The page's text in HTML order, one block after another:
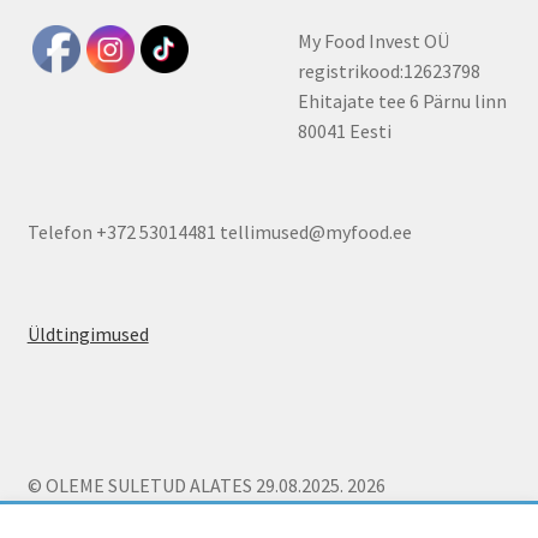
My Food Invest OÜ
registrikood:12623798
Ehitajate tee 6 Pärnu linn
80041 Eesti
Telefon +372 53014481 tellimused@myfood.ee
Üldtingimused
© OLEME SULETUD ALATES 29.08.2025. 2026